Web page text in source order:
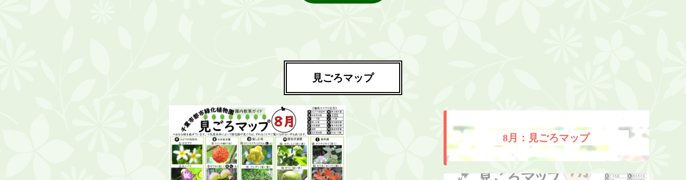
見ごろマップ
8月：見ごろマップ